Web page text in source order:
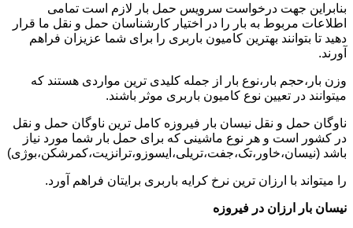
بنابراین جهت درخواست سرویس حمل بار لازم است تمامی
اطلاعات مربوط به بار را در اختیار کارشناسان حمل و نقل ما قرار
دهید تا بتوانند بهترین کامیون باربری را برای شما عزیزان فراهم
آورند.
وزن بار،حجم بار،نوع بار از جمله کلیدی ترین مواردی هستند که
میتوانند در تعیین نوع کامیون باربری موثر باشند.
ناوگان حمل و نقل نیسان بار فیروزه کامل ترین ناوگان حمل و نقل
در کشور است و هر نوع ماشینی که برای حمل بار شما مورد نیاز
باشد (نیسان،خاور،تک،جفت،تریلی،ایسوزو،ترانزیت،کمرشکن،بوژی)
را میتواند با ارزان ترین نرخ کرایه باربری برایتان فراهم آورد.
نیسان بار ارزان در فیروزه